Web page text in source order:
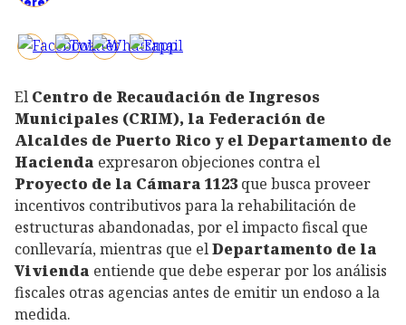
El Centro de Recaudación de Ingresos
Municipales (CRIM), la Federación de
Alcaldes de Puerto Rico y el Departamento de
Hacienda expresaron objeciones contra el
Proyecto de la Cámara 1123que busca proveer
incentivos contributivos para la rehabilitación de
estructuras abandonadas, por el impacto fiscal que
conllevaría, mientras que elDepartamento de la
Vivienda entiende que debe esperar por los análisis
fiscales otras agencias antes de emitir un endoso a la
medida.